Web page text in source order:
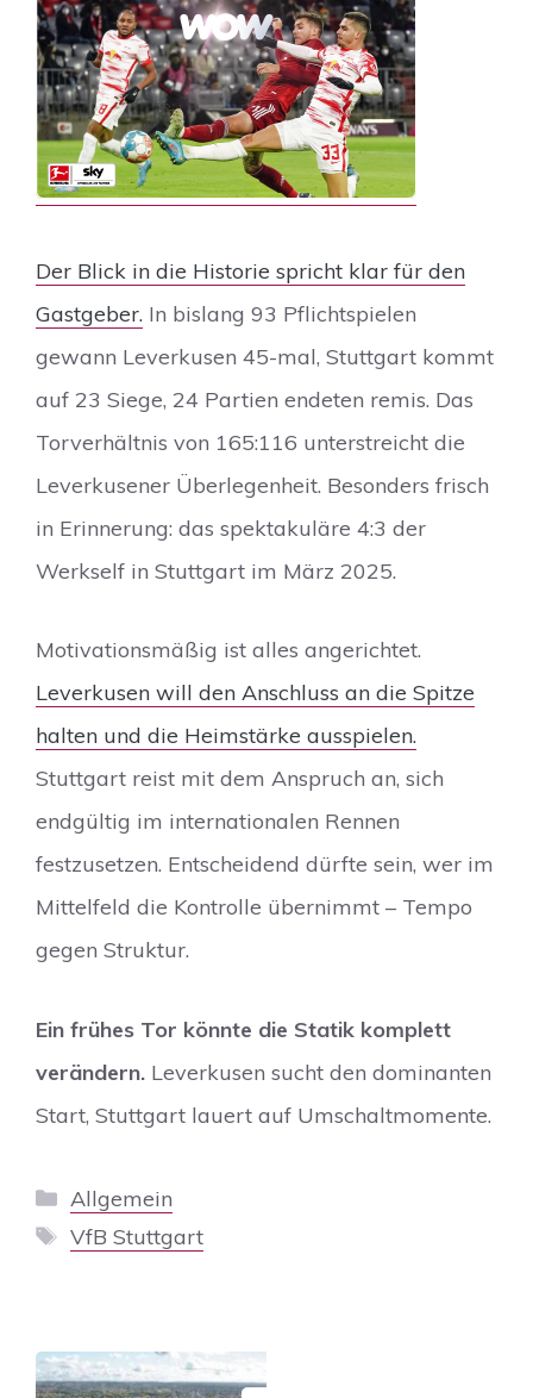
Der Blick in die Historie spricht klar für den
Gastgeber. In bislang 93 Pflichtspielen
gewann Leverkusen 45-mal, Stuttgart kommt
auf 23 Siege, 24 Partien endeten remis. Das
Torverhältnis von 165:116 unterstreicht die
Leverkusener Überlegenheit. Besonders frisch
in Erinnerung: das spektakuläre 4:3 der
Werkself in Stuttgart im März 2025.
Motivationsmäßig ist alles angerichtet.
Leverkusen will den Anschluss an die Spitze
halten und die Heimstärke ausspielen.
Stuttgart reist mit dem Anspruch an, sich
endgültig im internationalen Rennen
festzusetzen. Entscheidend dürfte sein, wer im
Mittelfeld die Kontrolle übernimmt – Tempo
gegen Struktur.
Ein frühes Tor könnte die Statik komplett
verändern. Leverkusen sucht den dominanten
Start, Stuttgart lauert auf Umschaltmomente.
Kategorien
Allgemein
Schlagwörter
VfB Stuttgart